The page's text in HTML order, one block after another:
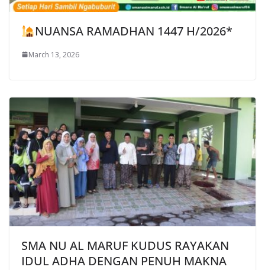
NUANSA RAMADHAN 1447 H/2026*
March 13, 2026
SMA NU AL MARUF KUDUS RAYAKAN
IDUL ADHA DENGAN PENUH MAKNA